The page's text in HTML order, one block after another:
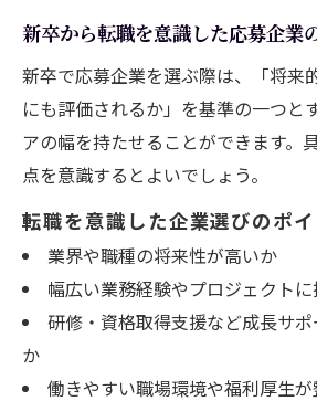
新卒から転職を意識した応募企業
新卒で応募企業を選ぶ際は、「将来
にも評価されるか」を基準の一つと
アの幅を持たせることができます。
点を意識するとよいでしょう。
転職を意識した企業選びのポイ
業界や職種の将来性が高いか
幅広い業務経験やプロジェクト
研修・資格取得支援など成長サ
か
働きやすい職場環境や福利厚生